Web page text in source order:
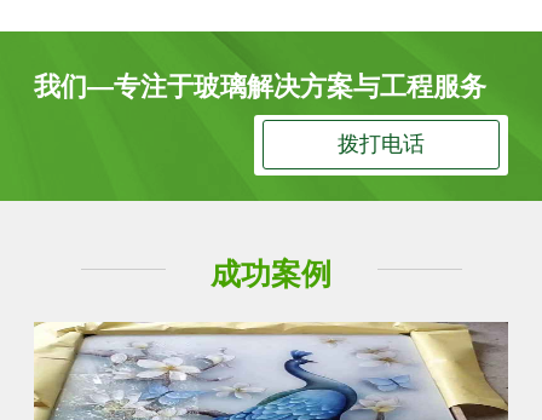
我们—专注于玻璃解决方案与工程服务
拨打电话
成功案例